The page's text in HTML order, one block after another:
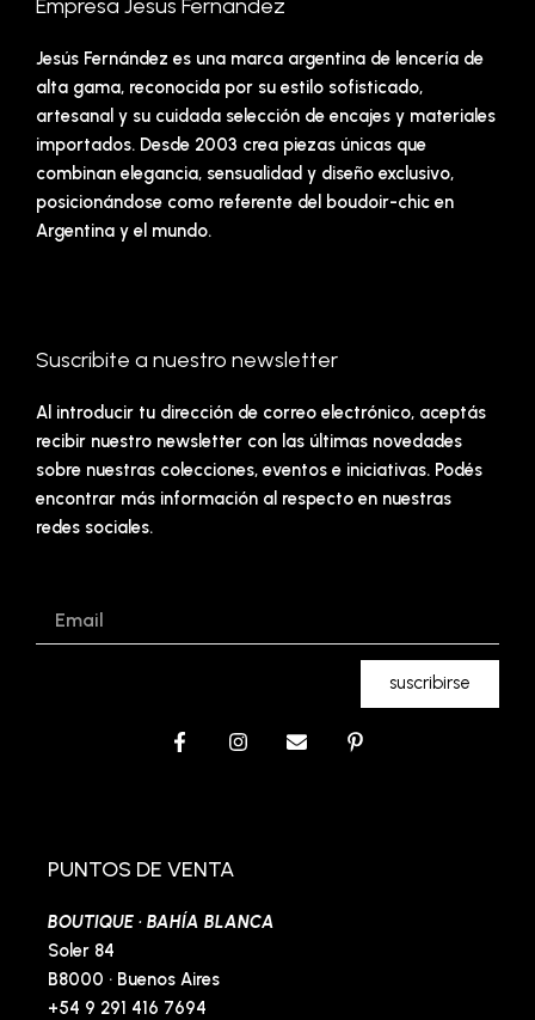
Empresa Jesus Fernandez
Jesús Fernández es una marca argentina de lencería de
alta gama, reconocida por su estilo sofisticado,
artesanal y su cuidada selección de encajes y materiales
importados. Desde 2003 crea piezas únicas que
combinan elegancia, sensualidad y diseño exclusivo,
posicionándose como referente del boudoir-chic en
Argentina y el mundo.
Suscribite a nuestro newsletter
Al introducir tu dirección de correo electrónico, aceptás
recibir nuestro newsletter con las últimas novedades
sobre nuestras colecciones, eventos e iniciativas. Podés
encontrar más información al respecto en nuestras
redes sociales.
suscribirse
F
a
o
k
f
I
E
P
PUNTOS DE VENTA
BOUTIQUE · BAHÍA BLANCA
Soler 84
B8000 · Buenos Aires
+54 9 291 416 7694